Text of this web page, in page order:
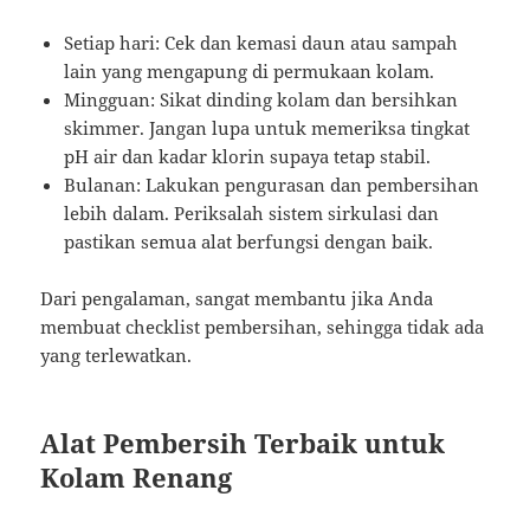
Setiap hari: Cek dan kemasi daun atau sampah
lain yang mengapung di permukaan kolam.
Mingguan: Sikat dinding kolam dan bersihkan
skimmer. Jangan lupa untuk memeriksa tingkat
pH air dan kadar klorin supaya tetap stabil.
Bulanan: Lakukan pengurasan dan pembersihan
lebih dalam. Periksalah sistem sirkulasi dan
pastikan semua alat berfungsi dengan baik.
Dari pengalaman, sangat membantu jika Anda
membuat checklist pembersihan, sehingga tidak ada
yang terlewatkan.
Alat Pembersih Terbaik untuk
Kolam Renang